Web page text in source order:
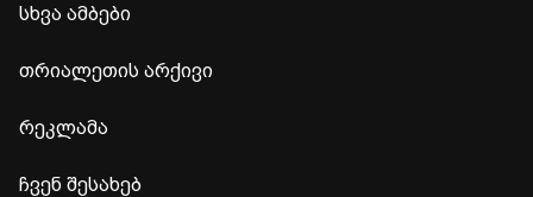
სხვა ამბები
თრიალეთის არქივი
რეკლამა
ჩვენ შესახებ